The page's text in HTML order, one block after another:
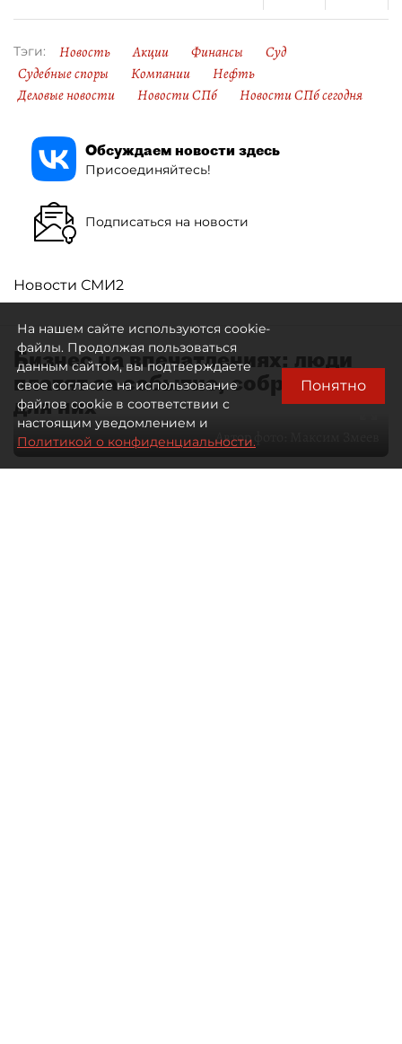
Тэги: Новость Акции Финансы
Суд
Судебные споры
Компании
Нефть
Деловые новости
Новости СПб Новости СПб сегодня
Обсуждаем новости здесь
Присоединяйтесь!
Подписаться на новости
Новости СМИ2
Бизнес на впечатлениях: люди
платят за событие, собранное
для них
Автор фото:
На нашем сайте используются cookie-
файлы. Продолжая пользоваться
данным сайтом, вы подтверждаете
свое согласие на использование
файлов cookie в соответствии с
настоящим уведомлением и
Политикой о конфиденциальности.
Понятно